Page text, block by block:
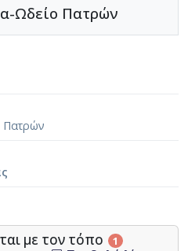
Ωδείο Πατρών
Πατρών
με τον τόπο 1